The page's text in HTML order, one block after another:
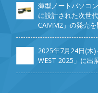
薄型ノートパソコ
に設計された次世
CAMM2」の発売を
2025年7月24日(木
WEST 2025」に出